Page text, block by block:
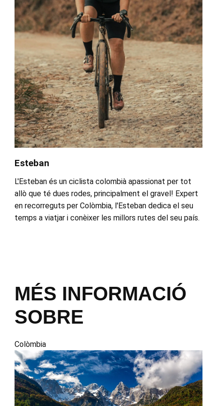
Esteban
L'Esteban és un ciclista colombià apassionat per tot
allò que té dues rodes, principalment el gravel! Expert
en recorreguts per Colòmbia, l'Esteban dedica el seu
temps a viatjar i conèixer les millors rutes del seu país.
MÉS INFORMACIÓ
SOBRE
Colòmbia